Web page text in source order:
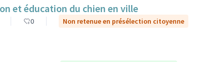
et éducation du chien en ville
0 Non retenue en présélection citoyenne